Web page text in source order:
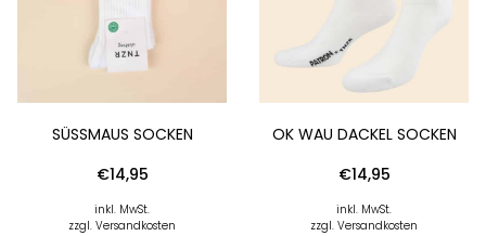
SÜSSMAUS SOCKEN
€14,95
inkl. MwSt.
zzgl. Versandkosten
OK WAU DACKEL SOCKEN
€14,95
inkl. MwSt.
zzgl. Versandkosten